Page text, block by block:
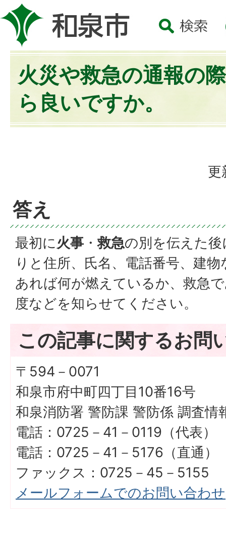
火災や救急の通報の
ら良いですか。
更
答え
最初に火事 ・救急の別を伝えた
りと住所、氏名、電話番号、建
あれば何が燃えているか、救急
度などを知らせてください。
この記事に関するお問
〒594－0071
和泉市府中町四丁目10番16号
和泉消防署 警防課 警防係 調査情
電話：0725－41－0119（代表）
電話：0725－41－5176（直通）
ファックス：0725－45－5155
メールフォームでのお問い合わせ